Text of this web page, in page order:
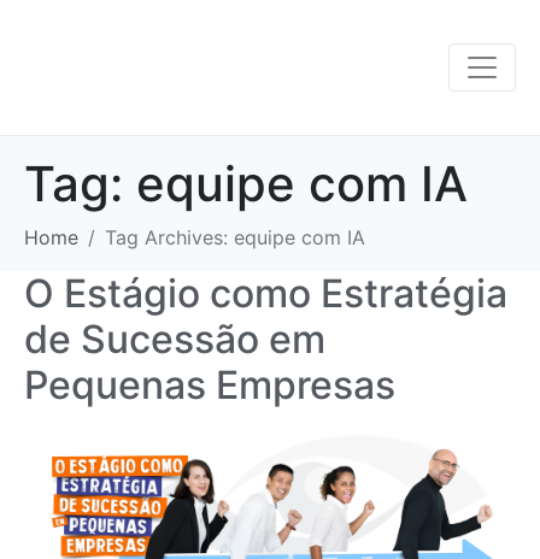
Tag: equipe com IA
Home Tag Archives: equipe com IA
O Estágio como Estratégia
de Sucessão em
Pequenas Empresas